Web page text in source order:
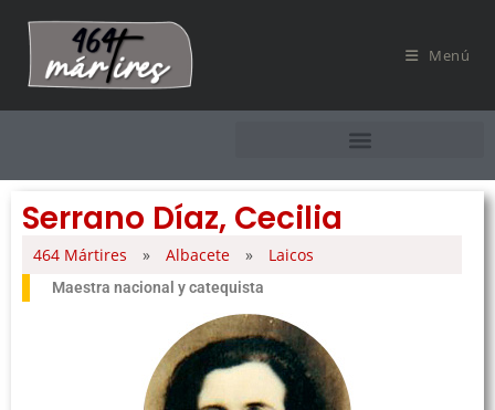
Menú
Serrano Díaz, Cecilia
464 Mártires » Albacete » Laicos
Maestra nacional y catequista